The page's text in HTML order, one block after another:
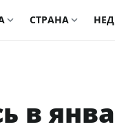
СТРАНА
в